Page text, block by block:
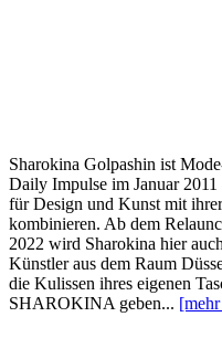
Sharokina Golpashin ist
Daily Impulse im Januar
für Design und Kunst mit
kombinieren. Ab dem
2022 wird Sharokina hier
Künstler aus dem Raum
die Kulissen ihres eigenen
SHAROKINA geben...